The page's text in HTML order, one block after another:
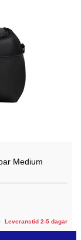
Medium
Leveranstid 2-5 dagar